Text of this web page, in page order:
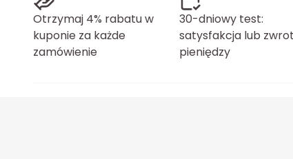
Otrzymaj 4% rabatu w
kuponie za każde
zamówienie
30-dniowy test:
satysfakcja lub zwrot
pieniędzy